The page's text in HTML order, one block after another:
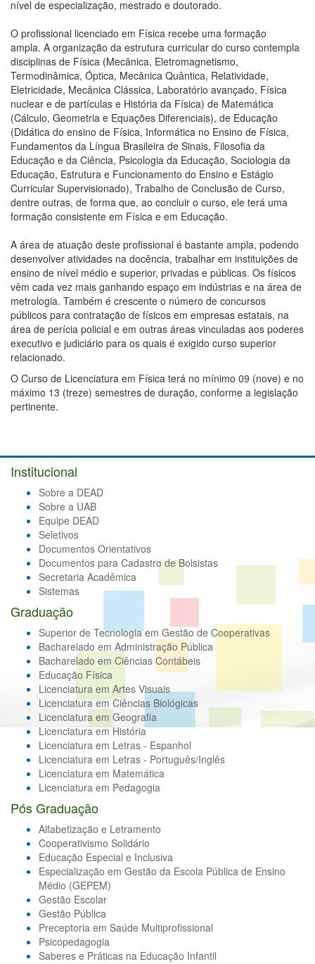
nível de especialização, mestrado e doutorado.
O profissional licenciado em Física recebe uma formação
ampla. A organização da estrutura curricular do curso contempla
disciplinas de Física (Mecânica, Eletromagnetismo,
Termodinâmica, Óptica, Mecânica Quântica, Relatividade,
Eletricidade, Mecânica Clássica, Laboratório avançado, Física
nuclear e de partículas e História da Física) de Matemática
(Cálculo, Geometria e Equações Diferenciais), de Educação
(Didática do ensino de Física, Informática no Ensino de Física,
Fundamentos da Língua Brasileira de Sinais, Filosofia da
Educação e da Ciência, Psicologia da Educação, Sociologia da
Educação, Estrutura e Funcionamento do Ensino e Estágio
Curricular Supervisionado), Trabalho de Conclusão de Curso,
dentre outras, de forma que, ao concluir o curso, ele terá uma
formação consistente em Física e em Educação.
A área de atuação deste profissional é bastante ampla, podendo
desenvolver atividades na docência, trabalhar em instituições de
ensino de nível médio e superior, privadas e públicas. Os físicos
vêm cada vez mais ganhando espaço em indústrias e na área de
metrologia. Também é crescente o número de concursos
públicos para contratação de físicos em empresas estatais, na
área de perícia policial e em outras áreas vinculadas aos poderes
executivo e judiciário para os quais é exigido curso superior
relacionado.
O Curso de Licenciatura em Física terá no mínimo 09 (nove) e no
máximo 13 (treze) semestres de duração, conforme a legislação
pertinente.
Institucional
Sobre a DEAD
Sobre a UAB
Equipe DEAD
Seletivos
Documentos Orientativos
Documentos para Cadastro de Bolsistas
Secretaria Acadêmica
Sistemas
Graduação
Superior de Tecnologia em Gestão de Cooperativas
Bacharelado em Administração Pública
Bacharelado em Ciências Contábeis
Educação Física
Licenciatura em Artes Visuais
Licenciatura em Ciências Biológicas
Licenciatura em Geografia
Licenciatura em História
Licenciatura em Letras - Espanhol
Licenciatura em Letras - Português/Inglês
Licenciatura em Matemática
Licenciatura em Pedagogia
Pós Graduação
Alfabetização e Letramento
Cooperativismo Solidário
Educação Especial e Inclusiva
Especialização em Gestão da Escola Pública de Ensino
Médio (GEPEM)
Gestão Escolar
Gestão Pública
Preceptoria em Saúde Multiprofissional
Psicopedagogia
Saberes e Práticas na Educação Infantil